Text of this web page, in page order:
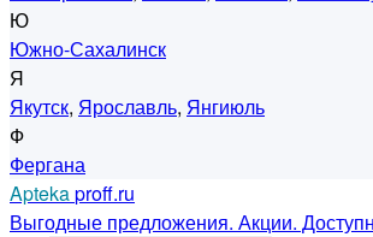
Ю
Южно-Сахалинск
Я
Якутск, Ярославль, Янгиюль
Ф
Фергана
Aptekaproff.ru
Выгодные предложения. Акции.